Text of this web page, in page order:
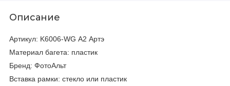
Описание
Артикул: K6006-WG А2 Артэ
Материал багета: пластик
Бренд: ФотоАльт
Вставка рамки: стекло или пластик